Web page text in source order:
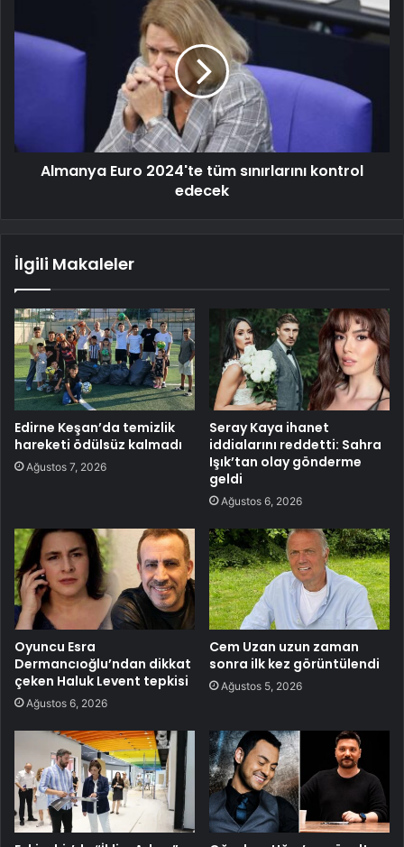
Almanya Euro 2024'te tüm sınırlarını kontrol
edecek
İlgili Makaleler
Edirne Keşan’da temizlik
hareketi ödülsüz kalmadı
Ağustos 7, 2026
Seray Kaya ihanet
iddialarını reddetti: Sahra
Işık’tan olay gönderme
geldi
Ağustos 6, 2026
Oyuncu Esra
Dermancıoğlu’ndan dikkat
çeken Haluk Levent tepkisi
Ağustos 6, 2026
Cem Uzan uzun zaman
sonra ilk kez görüntülendi
Ağustos 5, 2026